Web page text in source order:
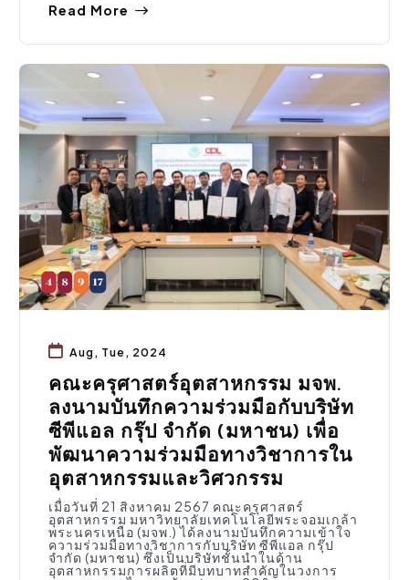
Read More
กิจกรรมคณะ
Aug, Tue, 2024
คณะครุศาสตร์อุตสาหกรรม มจพ.
ลงนามบันทึกความร่วมมือกับบริษัท
ซีพีแอล กรุ๊ป จำกัด (มหาชน) เพื่อ
พัฒนาความร่วมมือทางวิชาการใน
อุตสาหกรรมและวิศวกรรม
เมื่อวันที่ 21 สิงหาคม 2567 คณะครุศาสตร์
อุตสาหกรรม มหาวิทยาลัยเทคโนโลยีพระจอมเกล้า
พระนครเหนือ (มจพ.) ได้ลงนามบันทึกความเข้าใจ
ความร่วมมือทางวิชาการกับบริษัท ซีพีแอล กรุ๊ป
จำกัด (มหาชน) ซึ่งเป็นบริษัทชั้นนำในด้าน
อุตสาหกรรมการผลิตที่มีบทบาทสำคัญในวงการ